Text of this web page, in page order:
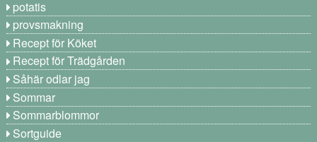
potatis
provsmakning
Recept för Köket
Recept för Trädgården
Såhär odlar jag
Sommar
Sommarblommor
Sortguide